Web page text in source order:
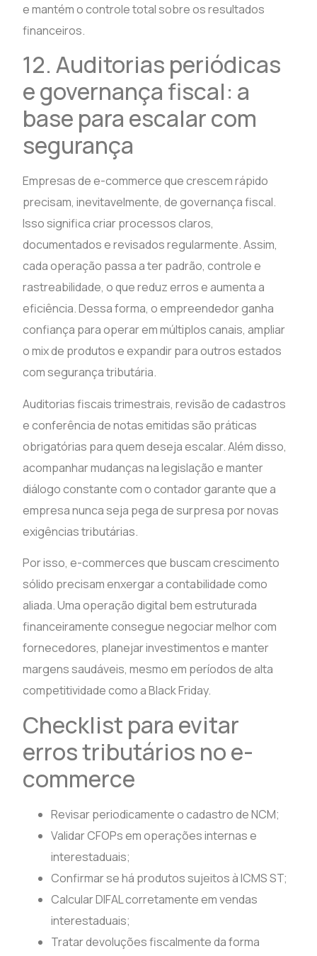
e mantém o controle total sobre os resultados
financeiros.
12. Auditorias periódicas
e governança fiscal: a
base para escalar com
segurança
Empresas de e-commerce que crescem rápido
precisam, inevitavelmente, de governança fiscal.
Isso significa criar processos claros,
documentados e revisados regularmente. Assim,
cada operação passa a ter padrão, controle e
rastreabilidade, o que reduz erros e aumenta a
eficiência. Dessa forma, o empreendedor ganha
confiança para operar em múltiplos canais, ampliar
o mix de produtos e expandir para outros estados
com segurança tributária.
Auditorias fiscais trimestrais, revisão de cadastros
e conferência de notas emitidas são práticas
obrigatórias para quem deseja escalar. Além disso,
acompanhar mudanças na legislação e manter
diálogo constante com o contador garante que a
empresa nunca seja pega de surpresa por novas
exigências tributárias.
Por isso, e-commerces que buscam crescimento
sólido precisam enxergar a contabilidade como
aliada. Uma operação digital bem estruturada
financeiramente consegue negociar melhor com
fornecedores, planejar investimentos e manter
margens saudáveis, mesmo em períodos de alta
competitividade como a Black Friday.
Checklist para evitar
erros tributários no e-
commerce
Revisar periodicamente o cadastro de NCM;
Validar CFOPs em operações internas e
interestaduais;
Confirmar se há produtos sujeitos à ICMS ST;
Calcular DIFAL corretamente em vendas
interestaduais;
Tratar devoluções fiscalmente da forma